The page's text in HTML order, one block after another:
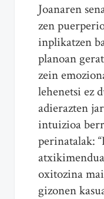
Joanaren
zen
inplikatzen
planoan
zein
lehenetsi ez
adierazten
intuizioa
perinatalak:
oxitozina
gizonen